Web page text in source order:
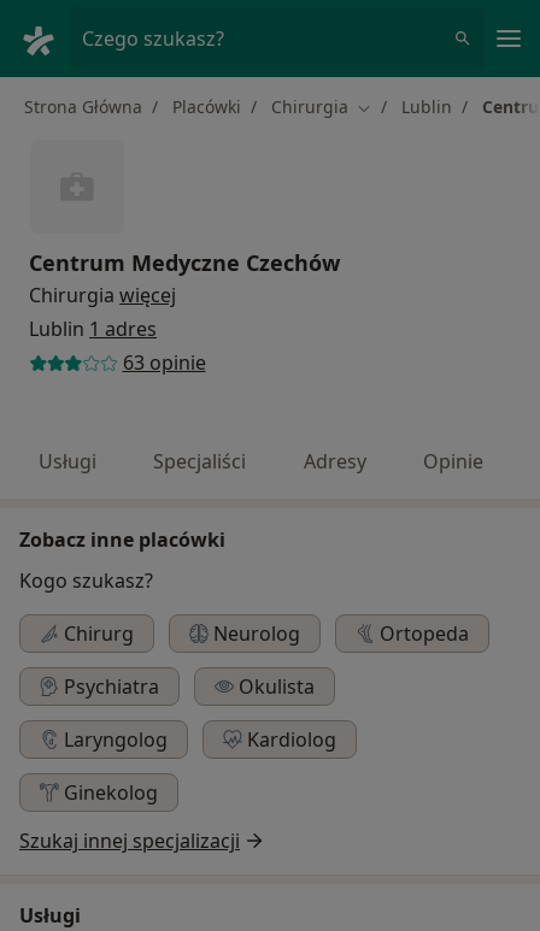
Czego szukasz?
Strona Główna Placówki Chirurgia Zmień miasto
Lublin
Centrum Medyczne Czechów
Chirurgia więcej
Lublin 1 adres
63 opinie
Usługi Specjaliści Adresy Opinie
Zobacz inne placówki
Kogo szukasz?
Chirurg
Neurolog
Ortopeda
Psychiatra
Okulista
Laryngolog
Kardiolog
Ginekolog
Szukaj innej specjalizacji
Usługi